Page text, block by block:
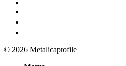
© 2026 Metalicaprofile